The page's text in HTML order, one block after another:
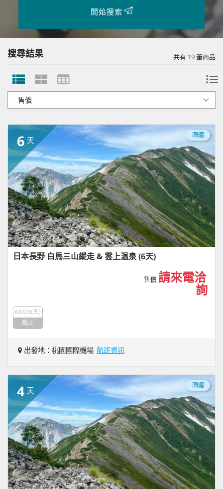
開始搜索
搜尋結果 共有 19筆商品
6 天
團體
日本長野 白馬三山縱走 & 雲上温泉 (6天)
售價 請來電洽
詢
08/28(五)
截止
出發地：桃園國際機場 航班資訊
4 天
團體